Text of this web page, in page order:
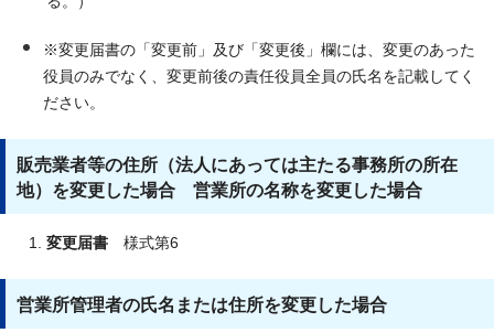
※変更届書の「変更前」及び「変更後」欄には、変更のあった
役員のみでなく、変更前後の責任役員全員の氏名を記載してく
ださい。
販売業者等の住所（法人にあっては主たる事務所の所在
地）を変更した場合 営業所の名称を変更した場合
変更届書 様式第6
営業所管理者の氏名または住所を変更した場合